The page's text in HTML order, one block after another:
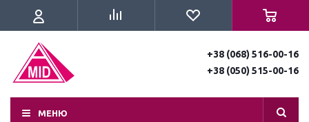
+38 (068) 516-00-16
+38 (050) 515-00-16
МЕНЮ